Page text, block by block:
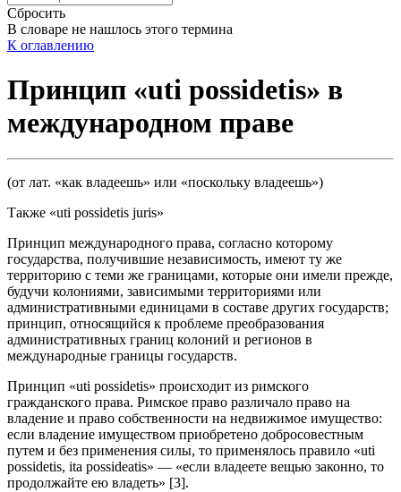
Сбросить
В словаре не нашлось этого термина
К оглавлению
Принцип «uti possidetis» в
международном праве
(от лат. «как владеешь» или «поскольку владеешь»)
Также «uti possidetis juris»
Принцип международного права, согласно которому
государства, получившие независимость, имеют ту же
территорию с теми же границами, которые они имели прежде,
будучи колониями, зависимыми территориями или
административными единицами в составе других государств;
принцип, относящийся к проблеме преобразования
административных границ колоний и регионов в
международные границы государств.
Принцип «uti possidetis» происходит из римского
гражданского права. Римское право различало право на
владение и право собственности на недвижимое имущество:
если владение имуществом приобретено добросовестным
путем и без применения силы, то применялось правило «uti
possidetis, ita possideatis» — «если владеете вещью законно, то
продолжайте ею владеть» [3].